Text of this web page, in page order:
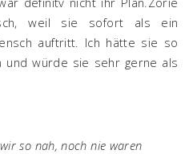
weil sie sofort als ein
auftritt. Ich hätte sie so
und würde sie sehr gerne als
so nah, noch nie waren